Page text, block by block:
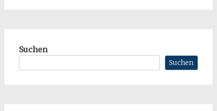
Suchen
Suchen